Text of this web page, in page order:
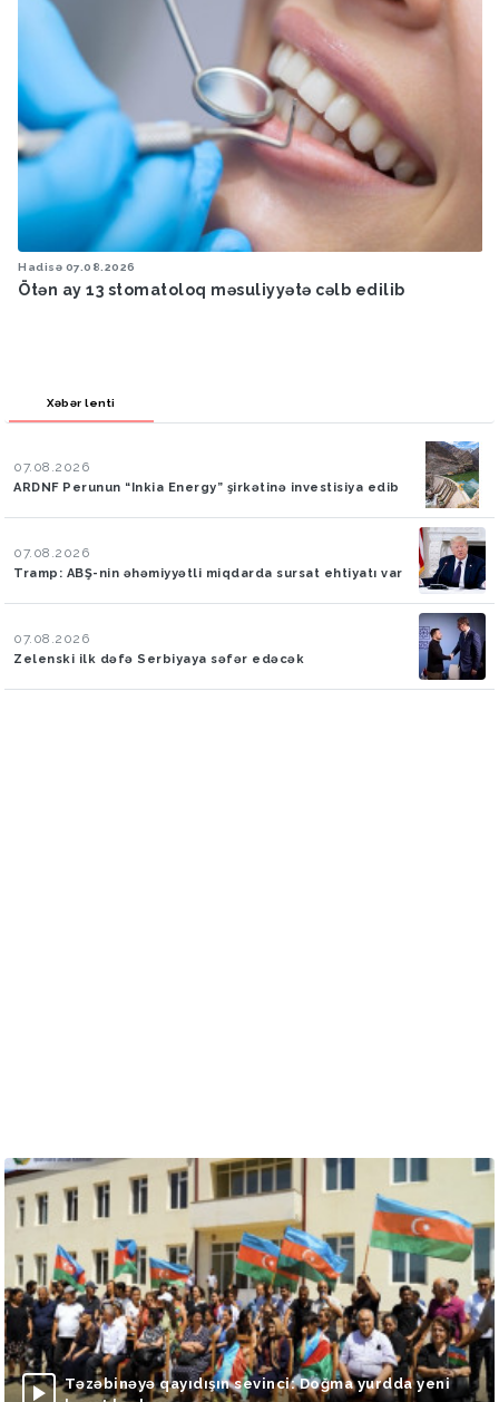
Hadisə 07.08.2026
Ötən ay 13 stomatoloq məsuliyyətə cəlb edilib
Xəbər lenti
07.08.2026
ARDNF Perunun “Inkia Energy” şirkətinə investisiya edib
07.08.2026
Tramp: ABŞ-nin əhəmiyyətli miqdarda sursat ehtiyatı var
07.08.2026
Zelenski ilk dəfə Serbiyaya səfər edəcək
Təzəbinəyə qayıdışın sevinci: Doğma yurdda yeni